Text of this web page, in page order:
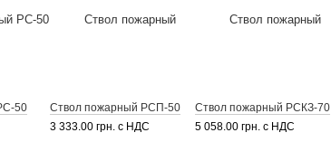
50
Ствол пожарный РСП-50
3 333.00 грн. с НДС
Ствол пожарный РСКЗ-70
5 058.00 грн. с НДС